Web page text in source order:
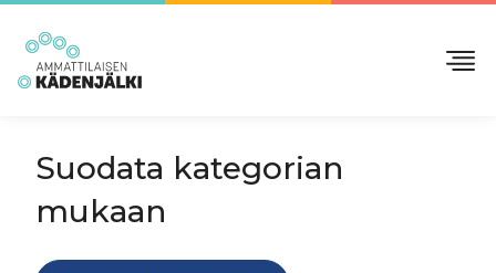
Suodata kategorian
mukaan